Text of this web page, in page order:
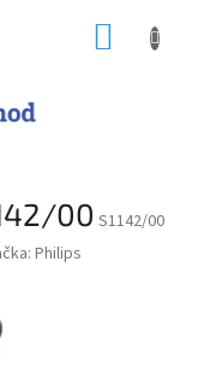
00 S1142/00
Philips